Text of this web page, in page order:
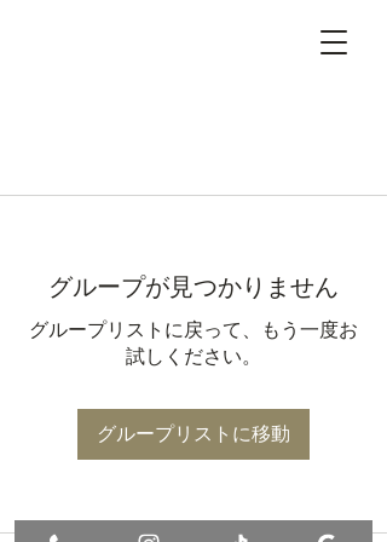
グループが見つかりません
グループリストに戻って、もう一度お
試しください。
グループリストに移動